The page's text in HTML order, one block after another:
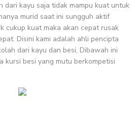
dari kayu saja tidak mampu kuat untuk
murid saat ini sungguh aktif
cukup kuat maka akan cepat rusak
Disini kami adalah ahli pencipta
dari kayu dan besi, Dibawah ini
kursi besi yang mutu berkompetisi